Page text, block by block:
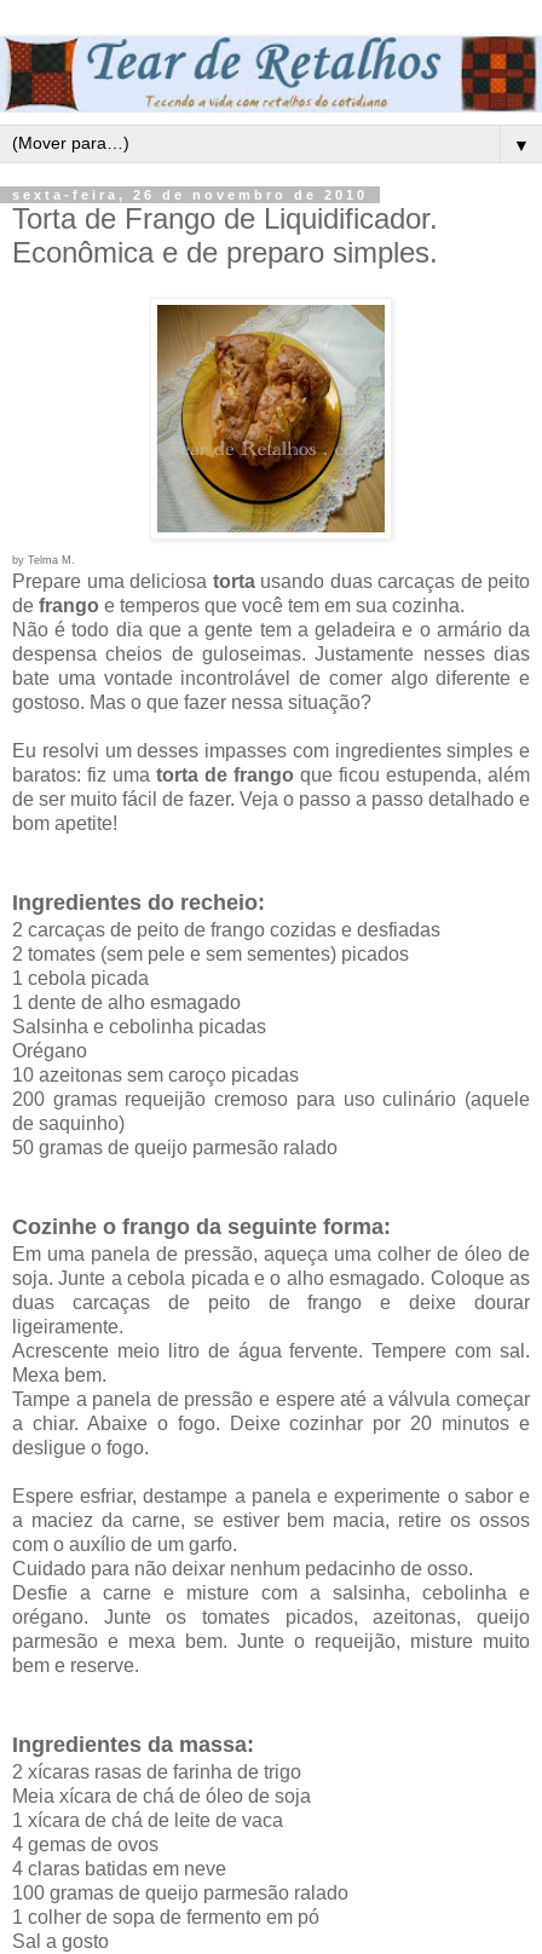
▼
sexta-feira, 26 de novembro de 2010
Torta de Frango de Liquidificador.
Econômica e de preparo simples.
by Telma M.
Prepare uma deliciosa tortausando duas carcaças de peito
de frango e temperos que você tem em sua cozinha.
Não é todo dia que a gente tem a geladeira e o armário da
despensa cheios de guloseimas. Justamente nesses dias
bate uma vontade incontrolável de comer algo diferente e
gostoso. Mas o que fazer nessa situação?
Eu resolvi um desses impasses com ingredientes simples e
baratos: fiz uma torta de frango que ficou estupenda, além
de ser muito fácil de fazer. Veja o passo a passo detalhado e
bom apetite!
Ingredientes do recheio:
2 carcaças de peito de frango cozidas e desfiadas
2 tomates (sem pele e sem sementes) picados
1 cebola picada
1 dente de alho esmagado
Salsinha e cebolinha picadas
Orégano
10 azeitonas sem caroço picadas
200 gramas requeijão cremoso para uso culinário (aquele
de saquinho)
50 gramas de queijo parmesão ralado
Cozinhe o frango da seguinte forma:
Em uma panela de pressão, aqueça uma colher de óleo de
soja. Junte a cebola picada e o alho esmagado. Coloque as
duas carcaças de peito de frango e deixe dourar
ligeiramente.
Acrescente meio litro de água fervente. Tempere com sal.
Mexa bem.
Tampe a panela de pressão e espere até a válvula começar
a chiar. Abaixe o fogo. Deixe cozinhar por 20 minutos e
desligue o fogo.
Espere esfriar, destampe a panela e experimente o sabor e
a maciez da carne, se estiver bem macia, retire os ossos
com o auxílio de um garfo.
Cuidado para não deixar nenhum pedacinho de osso.
Desfie a carne e misture com a salsinha, cebolinha e
orégano. Junte os tomates picados, azeitonas, queijo
parmesão e mexa bem. Junte o requeijão, misture muito
bem e reserve.
Ingredientes da massa:
2 xícaras rasas de farinha de trigo
Meia xícara de chá de óleo de soja
1 xícara de chá de leite de vaca
4 gemas de ovos
4 claras batidas em neve
100 gramas de queijo parmesão ralado
1 colher de sopa de fermento em pó
Sal a gosto